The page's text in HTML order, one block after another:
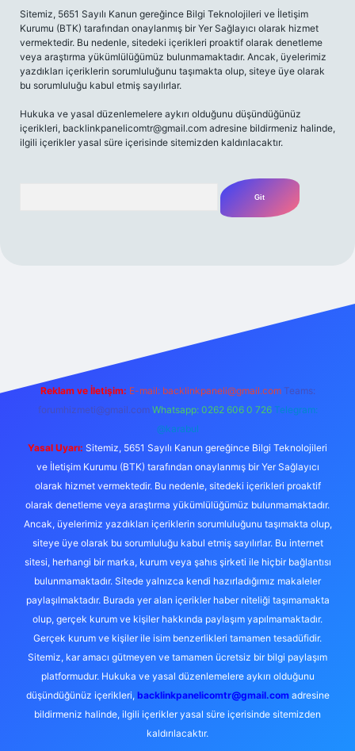
Sitemiz, 5651 Sayılı Kanun gereğince Bilgi Teknolojileri ve İletişim
Kurumu (BTK) tarafından onaylanmış bir Yer Sağlayıcı olarak hizmet
vermektedir. Bu nedenle, sitedeki içerikleri proaktif olarak denetleme
veya araştırma yükümlülüğümüz bulunmamaktadır. Ancak, üyelerimiz
yazdıkları içeriklerin sorumluluğunu taşımakta olup, siteye üye olarak
bu sorumluluğu kabul etmiş sayılırlar.
Hukuka ve yasal düzenlemelere aykırı olduğunu düşündüğünüz
içerikleri, backlinkpanelicomtr@gmail.com adresine bildirmeniz halinde,
ilgili içerikler yasal süre içerisinde sitemizden kaldırılacaktır.
Reklam ve İletişim: E-mail: backlinkpaneli@gmail.com Teams:
forumhizmeti@gmail.com Whatsapp: 0262 606 0 726 Telegram:
@karabul
Yasal Uyarı: Sitemiz, 5651 Sayılı Kanun gereğince Bilgi Teknolojileri
ve İletişim Kurumu (BTK) tarafından onaylanmış bir Yer Sağlayıcı
olarak hizmet vermektedir. Bu nedenle, sitedeki içerikleri proaktif
olarak denetleme veya araştırma yükümlülüğümüz bulunmamaktadır.
Ancak, üyelerimiz yazdıkları içeriklerin sorumluluğunu taşımakta olup,
siteye üye olarak bu sorumluluğu kabul etmiş sayılırlar. Bu internet
sitesi, herhangi bir marka, kurum veya şahıs şirketi ile hiçbir bağlantısı
bulunmamaktadır. Sitede yalnızca kendi hazırladığımız makaleler
paylaşılmaktadır. Burada yer alan içerikler haber niteliği taşımamakta
olup, gerçek kurum ve kişiler hakkında paylaşım yapılmamaktadır.
Gerçek kurum ve kişiler ile isim benzerlikleri tamamen tesadüfidir.
Sitemiz, kar amacı gütmeyen ve tamamen ücretsiz bir bilgi paylaşım
platformudur. Hukuka ve yasal düzenlemelere aykırı olduğunu
düşündüğünüz içerikleri, backlinkpanelicomtr@gmail.comadresine
bildirmeniz halinde, ilgili içerikler yasal süre içerisinde sitemizden
kaldırılacaktır.